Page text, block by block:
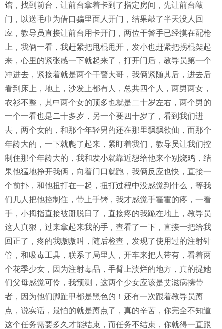
馆，找到前台，让前台拿着卡到了指定房间，先让前台敲
门，以送毛巾为借口骗里面人开门，结果敲了半天没人回
应，教导员直接让前台用卡开门，两位干警手已经摸在配枪
上，我俩一看，我赶紧把甩棍甩开，发小也赶紧把拐棍架起
来，心里的紧张感一下就起来了，打开门后，教导员第一个
冲进去，紧接着就是两个干警大哥，我俩紧随其后，进去后
看到床上，地上，沙发上都有人，总共四个人，两男两女，
衣衫不整，其中两个女的顶多也就是二十岁左右，两个男的
一个一看也是二十多岁，另一个要四十岁了，看到我们进
去，两个女的，和那个年轻男的还在那里飘飘欲仙，而那个
年龄大的，一下就爬了起来，紧盯着我们，教导员让我们控
制住那个年龄大的，我和发小就靠近想给他来个别烧鸡，结
果他猛地挣开我俩，向着门口就跑，我俩反应也快，直接一
个前扑，和他扭打在一起，扭打过程中没感觉到什么，等我
们几人把他控制住，带上手铐，我才感觉手霍霍的疼，一看
手，小拇指直接被掰脱臼了，直接疼的我跪在地上，教导员
这人真狠，过来拿起来我的手，查看了一下，直接一把给我
回正了，疼的我嗷嗷叫，随后检查，发现了使用过的注射针
管，和吸毒工具，联系了局里人，开车来把人带有，看着两
个花季少女，因为注射毒品，手臂上溃烂的地方，真的提她
们父母感觉可怜，我预测，这两个少女应该是艾滋病携带
者，因为他们脚趾甲都是黑色的！还有一次跟着教导员蹲
点，说实话，最怕的就是蹲点了，真的辛苦，你完全不知道
这个任务需要多久才能结束，而任务不结束，你就得一直跟